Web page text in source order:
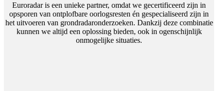
Euroradar is een unieke partner, omdat we gecertificeerd zijn in
opsporen van ontplofbare oorlogsresten én gespecialiseerd zijn in
het uitvoeren van grondradaronderzoeken. Dankzij deze combinatie
kunnen we altijd een oplossing bieden, ook in ogenschijnlijk
onmogelijke situaties.